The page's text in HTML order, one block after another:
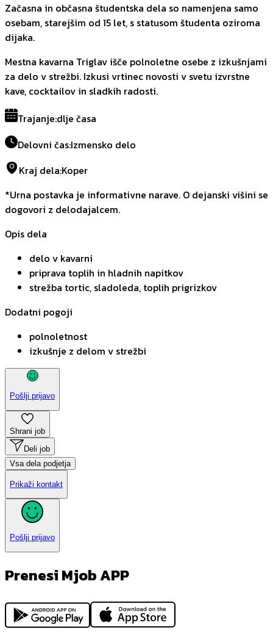
Začasna in občasna študentska dela so namenjena samo
osebam, starejšim od 15 let, s statusom študenta oziroma
dijaka.
Mestna kavarna Triglav išče polnoletne osebe z izkušnjami
za delo v strežbi. Izkusi vrtinec novosti v svetu izvrstne
kave, cocktailov in sladkih radosti.
Trajanje:dlje časa
Delovni čas:Izmensko delo
Kraj dela:Koper
*Urna postavka je informativne narave. O dejanski višini se
dogovori z delodajalcem.
Opis dela
delo v kavarni
priprava toplih in hladnih napitkov
strežba tortic, sladoleda, toplih prigrizkov
Dodatni pogoji
polnoletnost
izkušnje z delom v strežbi
Pošlji prijavo
Shrani job
Deli job
Vsa dela podjetja
Prikaži kontakt
Pošlji prijavo
Prenesi Mjob APP